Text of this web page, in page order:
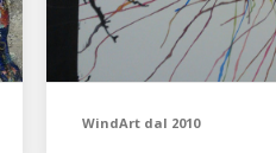
WindArt dal 2010